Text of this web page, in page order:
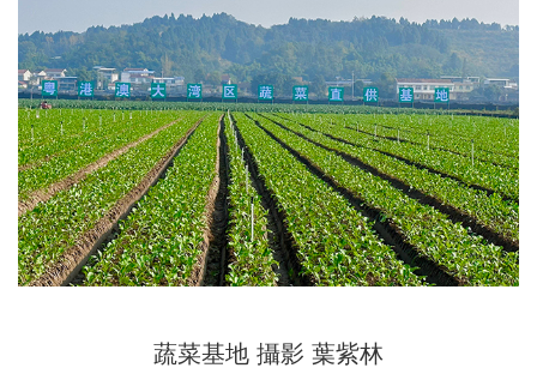
蔬菜基地 攝影 葉紫林